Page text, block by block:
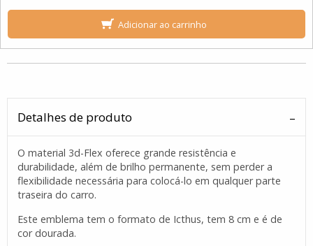
Adicionar ao carrinho
Detalhes de produto
O material 3d-Flex oferece grande resistência e
durabilidade, além de brilho permanente, sem perder a
flexibilidade necessária para colocá-lo em qualquer parte
traseira do carro.
Este emblema tem o formato de Icthus, tem 8 cm e é de
cor dourada.